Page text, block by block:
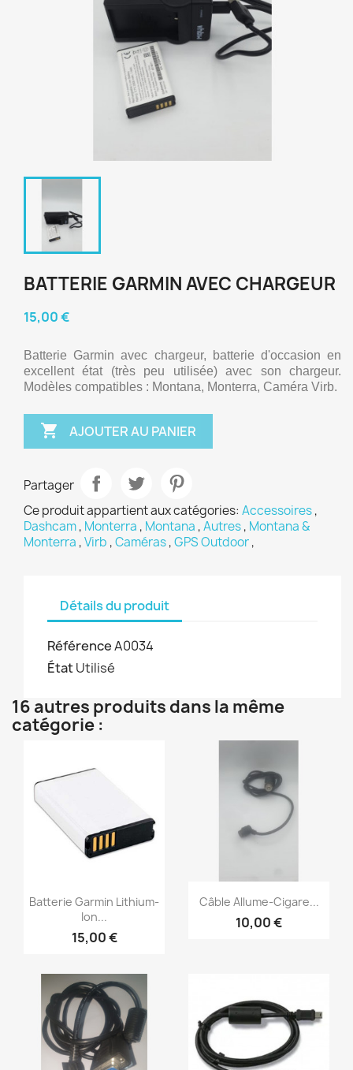
BATTERIE GARMIN AVEC CHARGEUR
15,00 €
Batterie Garmin avec chargeur, batterie d'occasion en
excellent état (très peu utilisée) avec son chargeur.
Modèles compatibles : Montana, Monterra, Caméra Virb.
 AJOUTER AU PANIER
Partager
Ce produit appartient aux catégories: Accessoires,
Dashcam, Monterra , Montana ,Autres, Montana &
Monterra ,Virb ,Caméras,GPS Outdoor,
Détails du produit
RéférenceA0034
ÉtatUtilisé
16 autres produits dans la même
catégorie :
Aperçu rapide
Batterie Garmin Lithium-
Ion...
15,00 €
Aperçu rapide
Câble Allume-Cigare...
10,00 €